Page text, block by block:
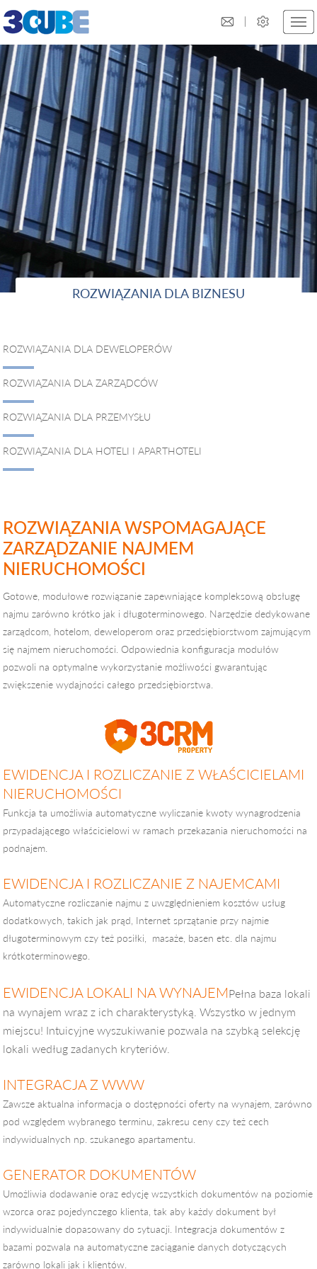
ROZWIĄZANIA DLA BIZNESU
ROZWIĄZANIA DLA DEWELOPERÓW
ROZWIĄZANIA DLA ZARZĄDCÓW
ROZWIĄZANIA DLA PRZEMYSŁU
ROZWIĄZANIA DLA HOTELI I APARTHOTELI
ROZWIĄZANIA WSPOMAGAJĄCE
ZARZĄDZANIE NAJMEM
NIERUCHOMOŚCI
Gotowe, modułowe rozwiązanie zapewniające kompleksową obsługę
najmu zarówno krótko jak i długoterminowego. Narzędzie dedykowane
zarządcom, hotelom, deweloperom oraz przedsiębiorstwom zajmującym
się najmem nieruchomości. Odpowiednia konfiguracja modułów
pozwoli na optymalne wykorzystanie możliwości gwarantując
zwiększenie wydajności całego przedsiębiorstwa.
EWIDENCJA I ROZLICZANIE Z WŁAŚCICIELAMI
NIERUCHOMOŚCI
Funkcja ta umożliwia automatyczne wyliczanie kwoty wynagrodzenia
przypadającego właścicielowi w ramach przekazania nieruchomości na
podnajem.
EWIDENCJA I ROZLICZANIE Z NAJEMCAMI
Automatyczne rozliczanie najmu z uwzględnieniem kosztów usług
dodatkowych, takich jak prąd, Internet sprzątanie przy najmie
długoterminowym czy też posiłki, masaże, basen etc. dla najmu
krótkoterminowego.
EWIDENCJA LOKALI NA WYNAJEMPełna baza lokali
na wynajem wraz z ich charakterystyką. Wszystko w jednym
miejscu! Intuicyjne wyszukiwanie pozwala na szybką selekcję
lokali według zadanych kryteriów.
INTEGRACJA Z WWW
Zawsze aktualna informacja o dostępności oferty na wynajem, zarówno
pod względem wybranego terminu, zakresu ceny czy też cech
indywidualnych np. szukanego apartamentu.
GENERATOR DOKUMENTÓW
Umożliwia dodawanie oraz edycję wszystkich dokumentów na poziomie
wzorca oraz pojedynczego klienta, tak aby każdy dokument był
indywidualnie dopasowany do sytuacji. Integracja dokumentów z
bazami pozwala na automatyczne zaciąganie danych dotyczących
zarówno lokali jak i klientów.